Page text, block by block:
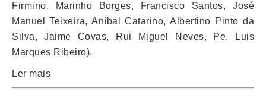
Firmino, Marinho Borges, Francisco Santos, José
Manuel Teixeira, Aníbal Catarino, Albertino Pinto da
Silva, Jaime Covas, Rui Miguel Neves, Pe. Luis
Marques Ribeiro).
Ler mais